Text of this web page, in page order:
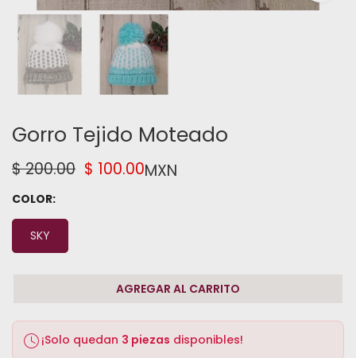
Gorro Tejido Moteado
$ 200.00 $ 100.00MXN
COLOR:
SKY
AGREGAR AL CARRITO
¡Solo quedan 3 piezas disponibles!